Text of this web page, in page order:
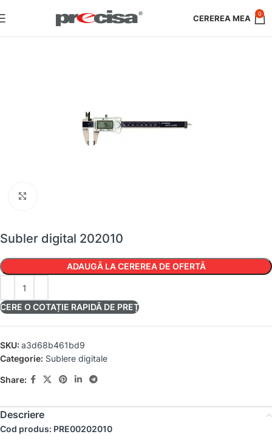
0
Subler digital 202010
ADAUGĂ LA CEREREA DE OFERTĂ
CERE O COTAȚIE RAPIDĂ DE PREȚ
SKU: a3d68b461bd9
Categorie: Sublere digitale
Share:
Descriere
Cod produs: PRE00202010